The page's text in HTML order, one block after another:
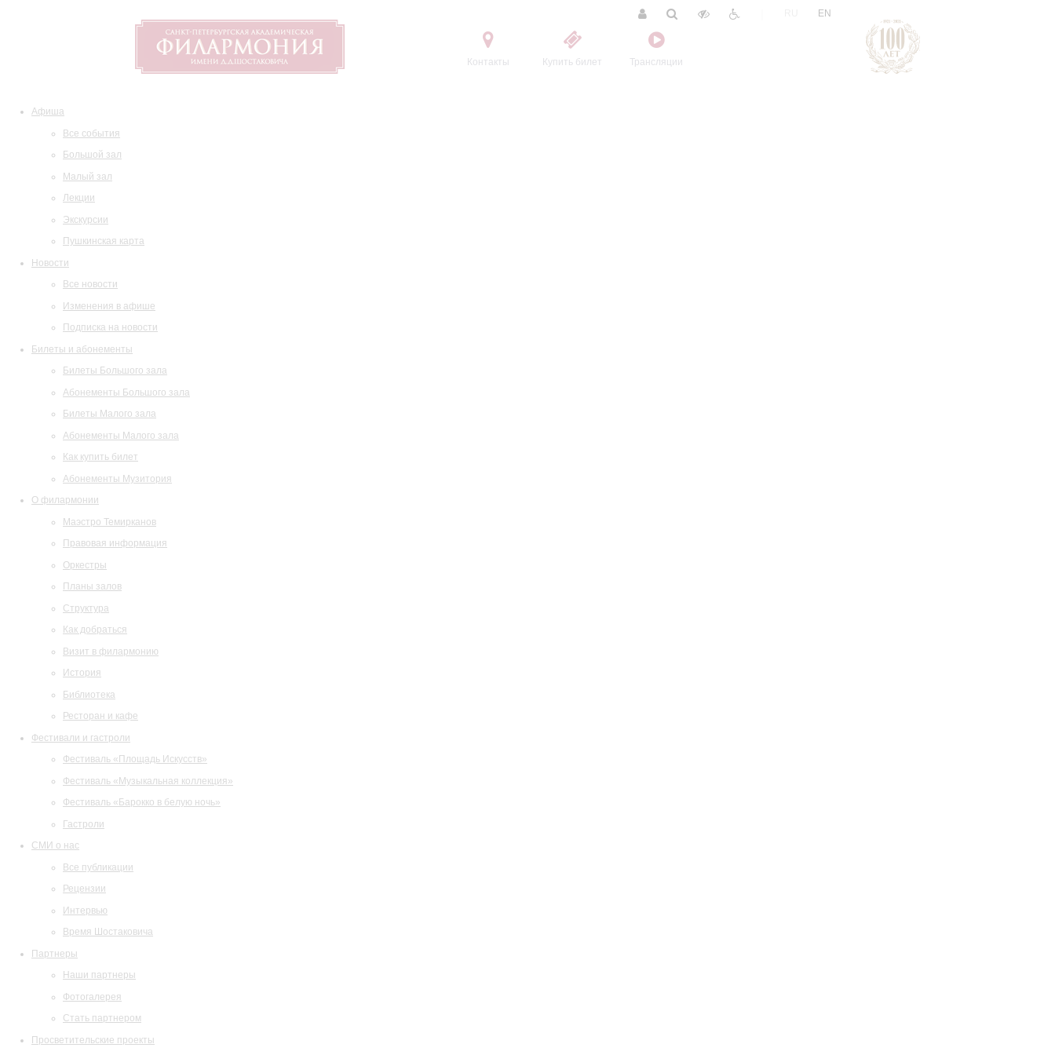
Контакты Купить билет Трансляции
EN
Афиша
Все события
Большой зал
Малый зал
Лекции
Экскурсии
Пушкинская карта
Новости
Все новости
Изменения в афише
Подписка на новости
Билеты и абонементы
Билеты Большого зала
Абонементы Большого зала
Билеты Малого зала
Абонементы Малого зала
Как купить билет
Абонементы Музитория
О филармонии
Маэстро Темирканов
Правовая информация
Оркестры
Планы залов
Структура
Как добраться
Визит в филармонию
История
Библиотека
Ресторан и кафе
Фестивали и гастроли
Фестиваль «Площадь Искусств»
Фестиваль «Музыкальная коллекция»
Фестиваль «Барокко в белую ночь»
Гастроли
СМИ о нас
Все публикации
Рецензии
Интервью
Время Шостаковича
Партнеры
Наши партнеры
Фотогалерея
Стать партнером
Просветительские проекты